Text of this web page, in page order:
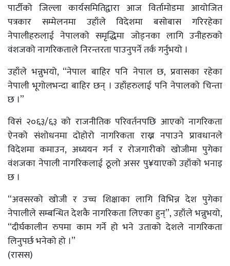
पार्टीको जिल्ला कार्यसमितिद्वारा आज विर्तामोडमा आयोजित
पत्रकार सम्मेलनमा उहाँले विदेशमा बसोबास गरिरहेका
नेपालीहरुलाई नेपालको समृद्धिमा जोड्नका लागि उनीहरुको
वंशजको नागरिकताले निरन्तरता पाउनुपर्ने तर्क गर्नुभयो ।
उहाँले भन्नुभयो, “नेपाल बाहिर पनि नेपाल छ, प्रवासका रहेका
नेपाली भूगोलभन्दा बाहिर छन् । उहाँहरुलाई पनि नेपालको चिन्ता
छ ।”
विसं २०६३/६३ को राजनीतिक परिवर्तनपछि आएको नागरिकता
ऐनको संशोधनमा दोहोरो नागरिकता राख्न नपाउने प्रावधानले
विदेशमा कमाउन, अध्ययन गर्न र रोजगारीको खोजीमा पुगेका
वंशजका नेपाली नागरिकलाई ठूलो असर पु¥याएको उहाँको भनाइ
छ ।
“अवसरको खोजी र उच्च शिक्षाका लागि विभिन्न देश पुगेका
नेपालीले सम्बन्धित देशकै नागरिकता लिएका हुन्”, उहाँले भन्नुभयो,
“दीर्घकालीन रुपमा काम गर्ने हो भने उताको देशले नागरिकता
लिनुपर्छ भनेको हो ।”
(रासस)